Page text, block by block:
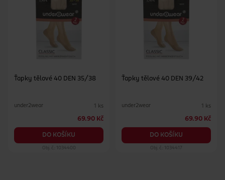
Ťapky tělové 40 DEN 35/38
under2wear 1 ks
69.90 Kč
DO KOŠÍKU
Obj. č.: 1034400
Ťapky tělové 40 DEN 39/42
under2wear 1 ks
69.90 Kč
DO KOŠÍKU
Obj. č.: 1034417